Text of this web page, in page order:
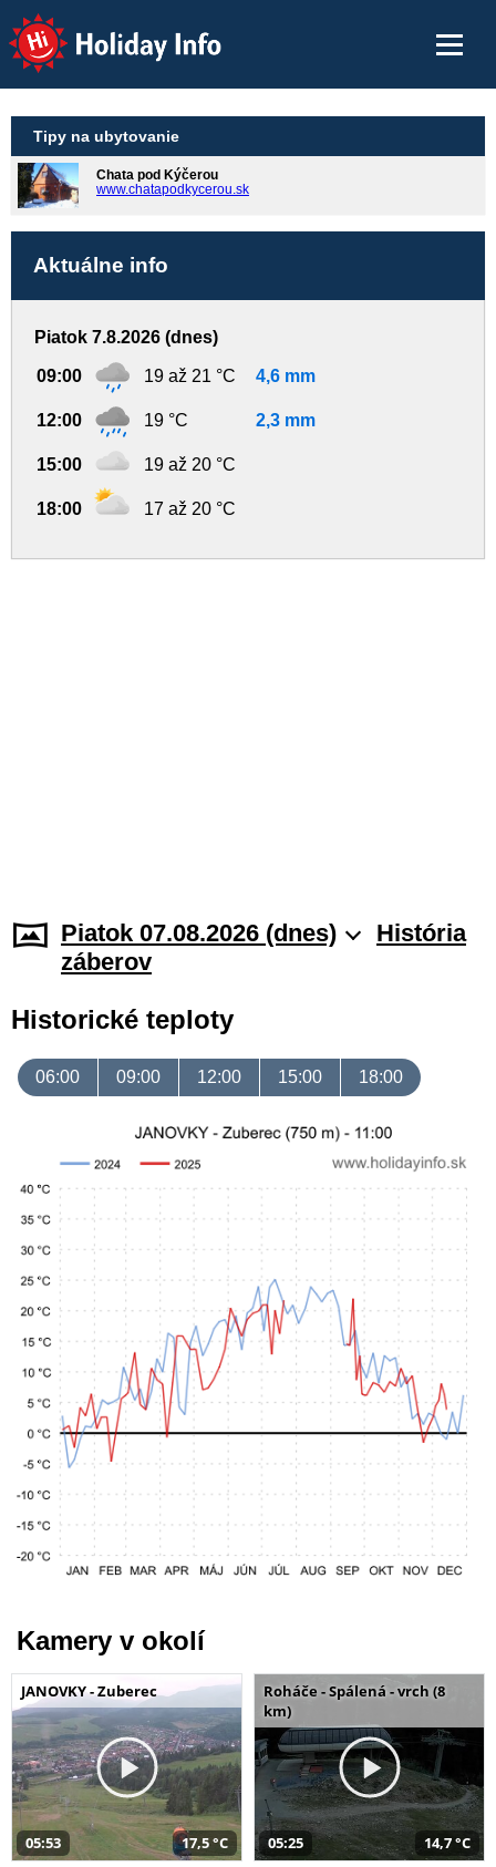
Holiday Info
Tipy na ubytovanie
Chata pod Kýčerou
www.chatapodkycerou.sk
Aktuálne info
Piatok 7.8.2026 (dnes)
09:00 19 až 21 °C 4,6 mm
12:00 19 °C 2,3 mm
15:00 19 až 20 °C
18:00 17 až 20 °C
Piatok 07.08.2026 (dnes)
História
záberov
Historické teploty
06:00 09:00 12:00 15:00 18:00
Kamery v okolí
JANOVKY - Zuberec
05:53 17,5 °C
Roháče - Spálená - vrch (8
km)
05:25 14,7 °C